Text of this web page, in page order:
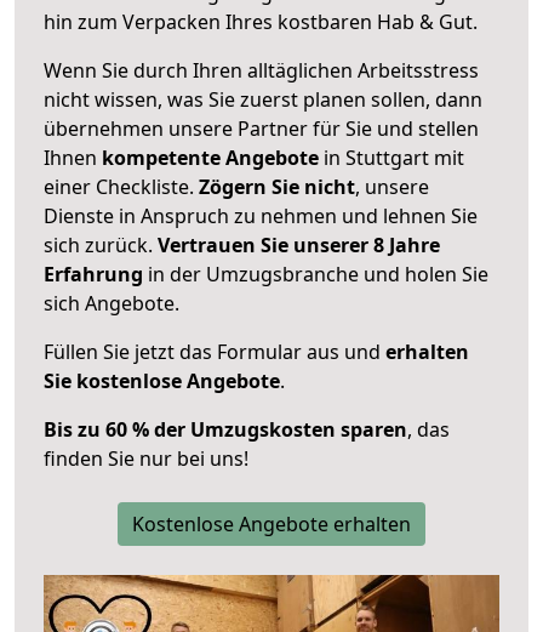
hin zum Verpacken Ihres kostbaren Hab & Gut.
Wenn Sie durch Ihren alltäglichen Arbeitsstress
nicht wissen, was Sie zuerst planen sollen, dann
übernehmen unsere Partner für Sie und stellen
Ihnen kompetente Angebote in Stuttgart mit
einer Checkliste. Zögern Sie nicht, unsere
Dienste in Anspruch zu nehmen und lehnen Sie
sich zurück. Vertrauen Sie unserer 8 Jahre
Erfahrung in der Umzugsbranche und holen Sie
sich Angebote.
Füllen Sie jetzt das Formular aus und erhalten
Sie kostenlose Angebote.
Bis zu 60 % der Umzugskosten sparen, das
finden Sie nur bei uns!
Kostenlose Angebote erhalten